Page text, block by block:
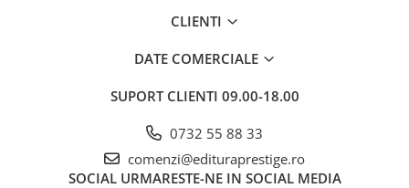
Carti pentru copii
Literatura Romana
Literatura Universala
CLIENTI
DATE COMERCIALE
SUPORT CLIENTI 09.00-18.00
0732 55 88 33
comenzi@edituraprestige.ro
SOCIAL URMARESTE-NE IN SOCIAL MEDIA